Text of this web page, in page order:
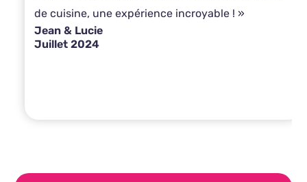
de cuisine, une expérience incroyable ! »
Jean & Lucie
Juillet 2024